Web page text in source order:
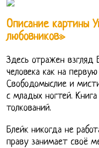
Описание картины
любовников»
Здесь отражен взгляд
человека как на
Свободомыслие и
с младых ногтей.
толкований.
Блейк никогда не
праву занимает своё